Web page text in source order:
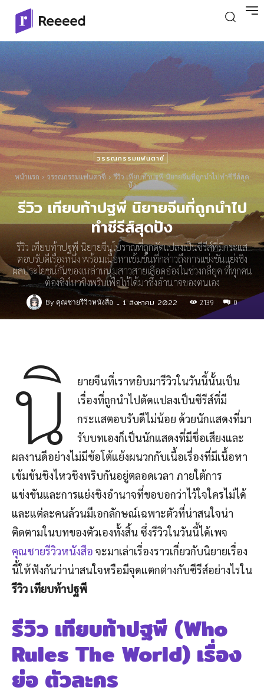
วรรณกรรมแฟนตาซี
หน้าแรก วรรณกรรมแฟนตาซี
รีวิว เทียบท้าปฐพี นิยายจีนที่ถูกนำไปทำซีรีส์สุด
ปัง
รีวิว เทียบท้าปฐพี นิยายจีนที่ถูกนำไป
ทำซีรีส์สุดปัง
รีวิว เทียบท้าปฐพี นิยายจีนโบราณที่ถูกดัดแปลงเป็นซีรีส์ที่มีกระแส
ตอบรับดีเรื่องหนึ่ง พร้อมเนื้อหาเข้มข้นที่กล่าวถึงการแข่งขันแย่งชิง
ผลประโยชน์กันของเหล่าหนุ่มสาวสายเลือดอ๋องในช่วงกลียุค ที่ทุกคน
ต้องชิงไหวชิงพริบเพื่อให้ได้มาซึ้งอำนาจของตนเอง
By คุณชายรีวิวหนังสือ - 1 สิงหาคม 2022 2139 0
นิ
ยายจีนที่เราหยิบมารีวิวในวันนี้นั้นเป็น
เรื่องที่ถูกนำไปดัดแปลงเป็นซีรีส์ที่มี
กระแสตอบรับดีไม่น้อย ด้วยนักแสดงที่มา
รับบทเองก็เป็นนักแสดงที่มีชื่อเสียงและ
ผลงานดีอย่างไม่มีข้อโต้แย้งผนวกกับเนื้อเรื่องที่มีเนื้อหา
เข้มข้นชิงไหวชิงพริบกันอยู่ตลอดเวลา ภายใต้การ
แข่งขันและการแย่งชิงอำนาจที่ขอบอกว่าไว้ใจใครไม่ได้
และแต่ละคนล้วนมีเอกลักษณ์เฉพาะตัวที่น่าสนใจน่า
ติดตามในบทของตัวเองทั้งสิ้น ซึ่งรีวิวในวันนี้ได้เพจ
คุณชายรีวิวหนังสือ จะมาเล่าเรื่องราวเกี่ยวกับนิยายเรื่อง
นี้ให้ฟังกันว่าน่าสนใจหรือมีจุดแตกต่างกับซีรีส์อย่างไรใน
รีวิว เทียบท้าปฐพี
รีวิว เทียบท้าปฐพี (Who
Rules The World) เรื่อง
ย่อ ตัวละคร